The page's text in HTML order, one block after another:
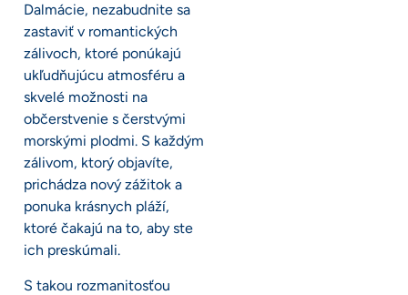
Dalmácie, nezabudnite sa
zastaviť v romantických
zálivoch, ktoré ponúkajú
ukľudňujúcu atmosféru a
skvelé možnosti na
občerstvenie s čerstvými
morskými plodmi. S každým
zálivom, ktorý objavíte,
prichádza nový zážitok a
ponuka krásnych pláží,
ktoré čakajú na to, aby ste
ich preskúmali.
S takou rozmanitosťou